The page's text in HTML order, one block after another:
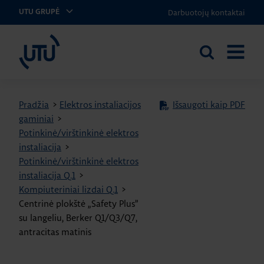
UTU GRUPĖ Darbuotojų kontaktai
UTU Lithuania
Ieškoti
Pradžia > Elektros instaliacijos
gaminiai >
Potinkinė/virštinkinė elektros
instaliacija >
Potinkinė/virštinkinė elektros
instaliacija Q.1 >
Kompiuteriniai lizdai Q.1 >
Centrinė plokštė „Safety Plus”
su langeliu, Berker Q1/Q3/Q7,
antracitas matinis
Išsaugoti kaip PDF